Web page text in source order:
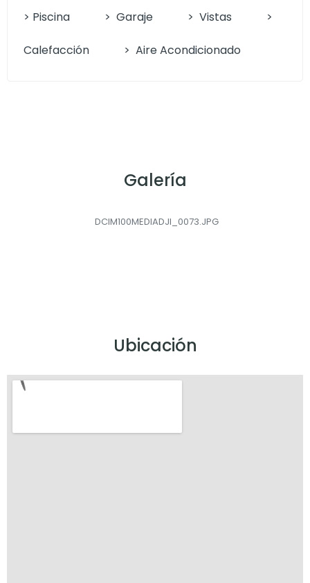
> Piscina > Garaje > Vistas >
Calefacción > Aire Acondicionado
Galería
DCIM100MEDIADJI_0073.JPG
Ubicación